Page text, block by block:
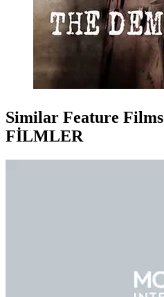
Similar Feature Films
FİLMLER